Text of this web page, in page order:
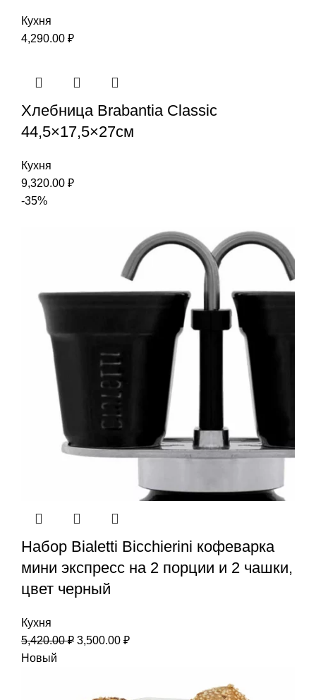
Кухня
4,290.00 ₽
Хлебница Brabantia Classic
44,5×17,5×27см
Кухня
9,320.00 ₽
-35%
Набор Bialetti Bicchierini кофеварка
мини экспресс на 2 порции и 2 чашки,
цвет черный
Кухня
5,420.00₽ 3,500.00 ₽
Новый